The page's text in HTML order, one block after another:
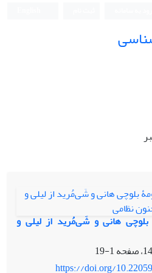
بلوچی هانی و شَی‌مُرید از لیلی و
1-19
https://doi.org/